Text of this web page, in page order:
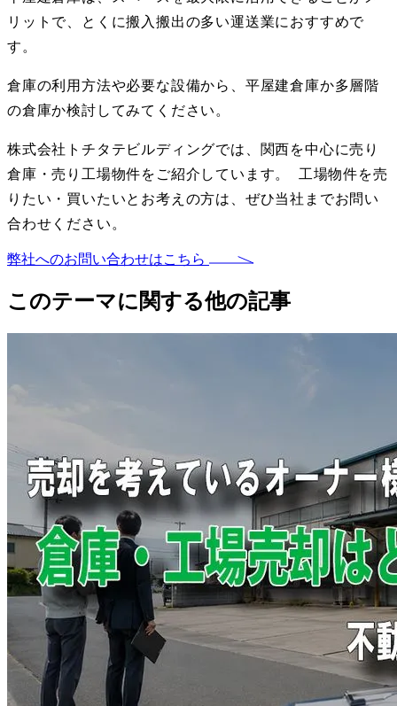
リットで、とくに搬入搬出の多い運送業におすすめで
す。
倉庫の利用方法や必要な設備から、平屋建倉庫か多層階
の倉庫か検討してみてください。
株式会社トチタテビルディングでは、関西を中心に売り
倉庫・売り工場物件をご紹介しています。 工場物件を売
りたい・買いたいとお考えの方は、ぜひ当社までお問い
合わせください。
弊社へのお問い合わせはこちら
このテーマに関する他の記事